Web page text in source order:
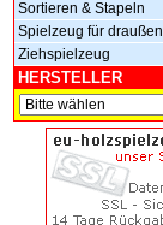
Sortieren & Stapeln
Spielzeug für draußen
Ziehspielzeug
HERSTELLER